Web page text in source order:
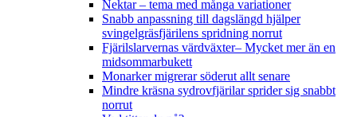
Nektar – tema med många variationer
Snabb anpassning till dagslängd hjälper
svingelgräsfjärilens spridning norrut
Fjärilslarvernas värdväxter– Mycket mer än en
midsommarbukett
Monarker migrerar söderut allt senare
Mindre kräsna sydrovfjärilar sprider sig snabbt
norrut